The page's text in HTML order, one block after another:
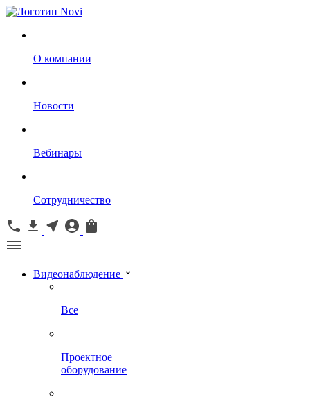
О компании
Новости
Вебинары
Сотрудничество
Видеонаблюдение
Все
Проектное
оборудование